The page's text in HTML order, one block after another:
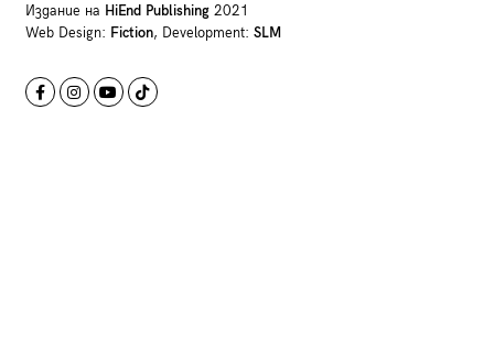
Издание на HiEnd Publishing2021
Web Design: Fiction, Development: SLM